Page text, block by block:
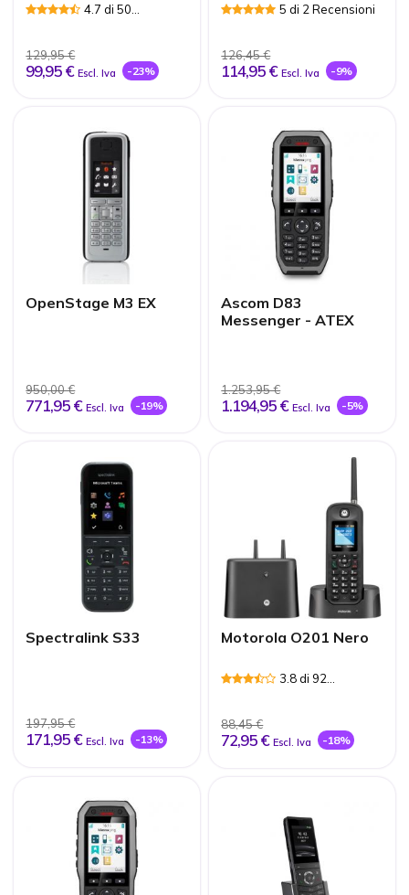
4.7 di 50
129,95 €
99,95 € Escl. Iva -23%
5 di 2 Recensioni
126,45 €
114,95 € Escl. Iva -9%
OpenStage M3 EX
950,00 €
771,95 € Escl. Iva -19%
Ascom D83
Messenger - ATEX
1.253,95 €
1.194,95 € Escl. Iva -5%
Spectralink S33
197,95 €
171,95 € Escl. Iva -13%
Motorola O201 Nero
3.8 di 92
88,45 €
72,95 € Escl. Iva -18%